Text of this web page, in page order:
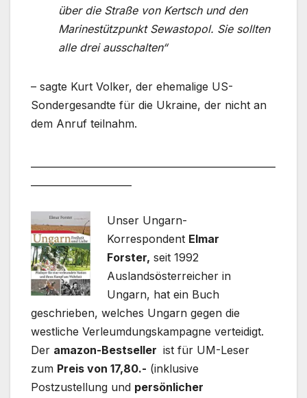
über die Straße von Kertsch und den
Marinestützpunkt Sewastopol. Sie sollten
alle drei ausschalten“
– sagte Kurt Volker, der ehemalige US-
Sondergesandte für die Ukraine, der nicht an
dem Anruf teilnahm.
Unser Ungarn-
Korrespondent Elmar
Forster, seit 1992
Auslandsösterreicher in
Ungarn, hat ein Buch
geschrieben, welches Ungarn gegen die
westliche Verleumdungskampagne verteidigt.
Der amazon-Bestseller ist für UM-Leser
zum Preis von 17,80.- (inklusive
Postzustellung und persönlicher